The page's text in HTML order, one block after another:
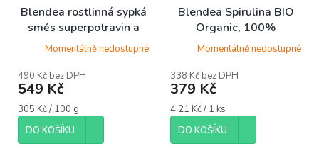
Blendea rostlinná sypká
směs superpotravin a
antioxidantů
SUPERBEAUTY, 180 g
(až 30 porcí)
Momentálně nedostupné
490 Kč bez DPH
549 Kč
Měrná
cena:
305 Kč / 100 g
DO KOŠÍKU
Blendea Spirulina BIO
Organic, 100%
rostlinné, 90 kapslí
Momentálně nedostupné
338 Kč bez DPH
379 Kč
Měrná
cena:
4,21 Kč / 1 ks
DO KOŠÍKU